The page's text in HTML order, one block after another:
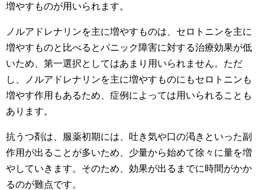
増やすものが用いられます。
ノルアドレナリンを主に増やすものは、セロトニンを主に
増やすものと比べるとパニック障害に対する治療効果が低
いため、第一選択としてはあまり用いられません。ただ
し、ノルアドレナリンを主に増やすものにもセロトニンも
増やす作用もあるため、症例によっては用いられることも
あります。
抗うつ剤は、服薬初期には、吐き気や口の渇きといった副
作用が出ることが多いため、少量から始めて徐々に量を増
やしていきます。そのため、効果が出るまでに時間がかか
るのが難点です。